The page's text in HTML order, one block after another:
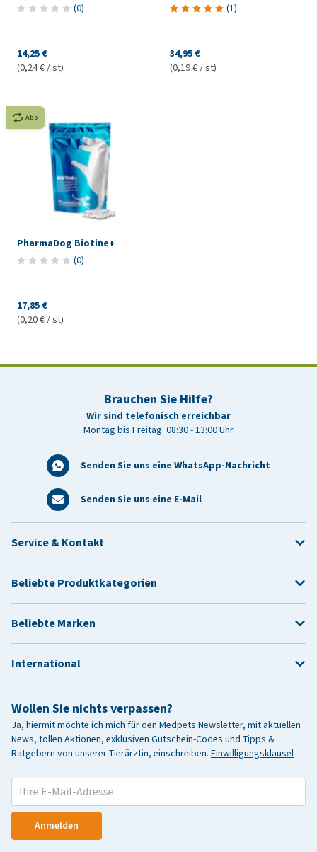
(0)
14,25 €
(0,24 € / st)
(1)
34,95 €
(0,19 € / st)
Abo
PharmaDog Biotine+
(0)
17,85 €
(0,20 € / st)
Brauchen Sie Hilfe?
Wir sind telefonisch erreichbar
Montag bis Freitag: 08:30 - 13:00 Uhr
Senden Sie uns eine WhatsApp-Nachricht
Senden Sie uns eine E-Mail
Wollen Sie nichts verpassen?
Ja, hiermit möchte ich mich für den Medpets Newsletter, mit aktuellen
News, tollen Aktionen, exklusiven Gutschein-Codes und Tipps &
Ratgebern von unserer Tierärztin, einschreiben. Einwilligungsklausel
Anmelden
Service & Kontakt
Beliebte Produktkategorien
Beliebte Marken
International